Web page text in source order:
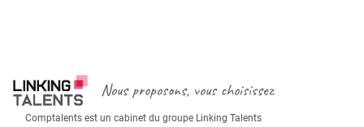
Nous proposons, vous choisissez
Comptalents est un cabinet du groupe Linking Talents